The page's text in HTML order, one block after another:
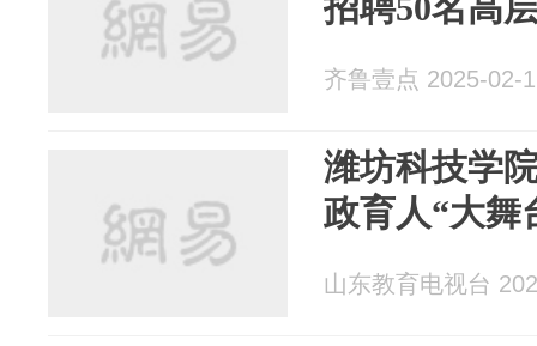
招聘50名高
齐鲁壹点 2025-02-
潍坊科技学
政育人“大舞
山东教育电视台